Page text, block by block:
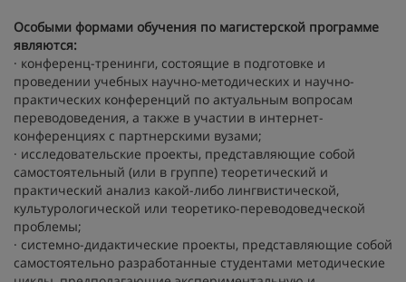
Особыми формами обучения по магистерской программе
являются:
· конференц-тренинги, состоящие в подготовке и
проведении учебных научно-методических и научно-
практических конференций по актуальным вопросам
переводоведения, а также в участии в интернет-
конференциях с партнерскими вузами;
· исследовательские проекты, представляющие собой
самостоятельный (или в группе) теоретический и
практический анализ какой-либо лингвистической,
культурологической или теоретико-переводоведческой
проблемы;
· системно-дидактические проекты, представляющие собой
самостоятельно разработанные студентами методические